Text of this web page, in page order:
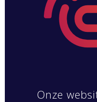
Onze